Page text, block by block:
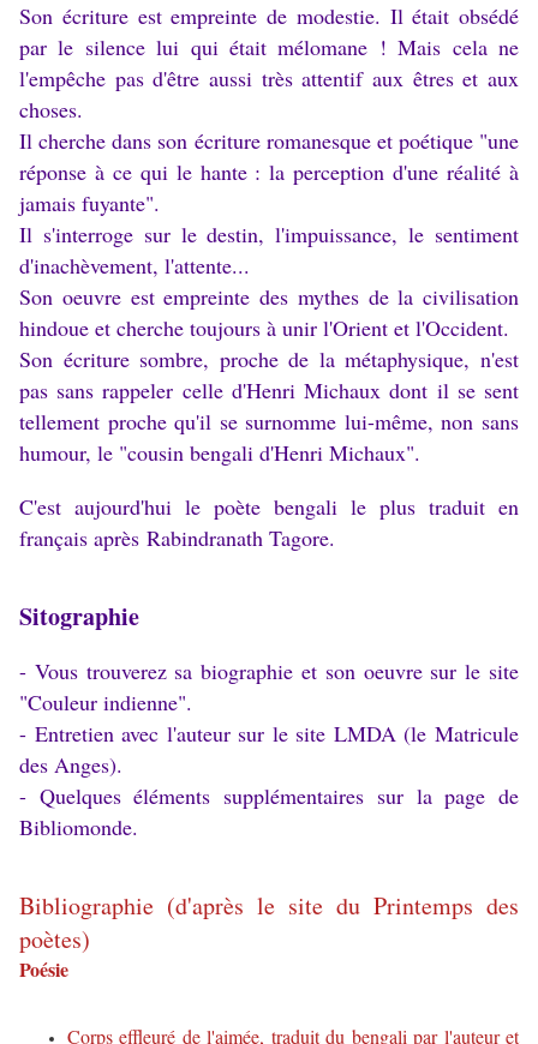
Son écriture est empreinte de modestie. Il était obsédé
par le silence lui qui était mélomane ! Mais cela ne
l'empêche pas d'être aussi très attentif aux êtres et aux
choses.
Il cherche dans son écriture romanesque et poétique "une
réponse à ce qui le hante : la perception d'une réalité à
jamais fuyante".
Il s'interroge sur le destin, l'impuissance, le sentiment
d'inachèvement, l'attente...
Son oeuvre est empreinte des mythes de la civilisation
hindoue et cherche toujours à unir l'Orient et l'Occident.
Son écriture sombre, proche de la métaphysique, n'est
pas sans rappeler celle d'Henri Michaux dont il se sent
tellement proche qu'il se surnomme lui-même, non sans
humour, le "cousin bengali d'Henri Michaux".
C'est aujourd'hui le poète bengali le plus traduit en
français après Rabindranath Tagore.
Sitographie
- Vous trouverez sa biographie et son oeuvre sur le site
"Couleur indienne".
- Entretien avec l'auteur sur le site LMDA (le Matricule
des Anges).
- Quelques éléments supplémentaires sur la page de
Bibliomonde.
Bibliographie (d'après le site du Printemps des
poètes)
Poésie
Corps effleuré de l'aimée, traduit du bengali par l'auteur et